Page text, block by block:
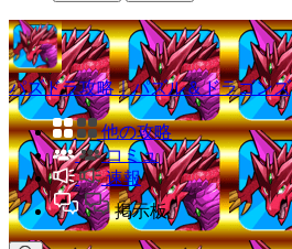
パズドラ攻略｜パズル＆ドラゴンズ
他の攻略
コミュ
速報
掲示板